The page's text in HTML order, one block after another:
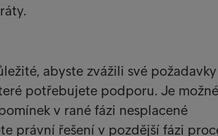
abyste zvážili své
potřebujete podporu. Je
v rané fázi nesplacené
právní řešení v pozdější fázi